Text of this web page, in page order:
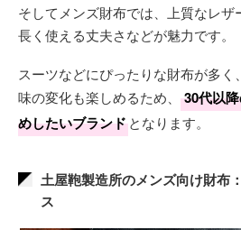
そしてメンズ財布では、上質なレ
長く使える丈夫さなどが魅力です。
スーツなどにぴったりな財布が多
味の変化も楽しめるため、
30代以
めしたいブランドとなります。
土屋鞄製造所のメンズ向け財布
ス